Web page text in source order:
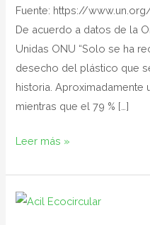
Fuente: https://
De acuerdo a datos de la
Unidas ONU “Solo se ha
desecho del plástico que
historia. Aproximadamente
mientras que el 79 % […]
Leer más »
Con